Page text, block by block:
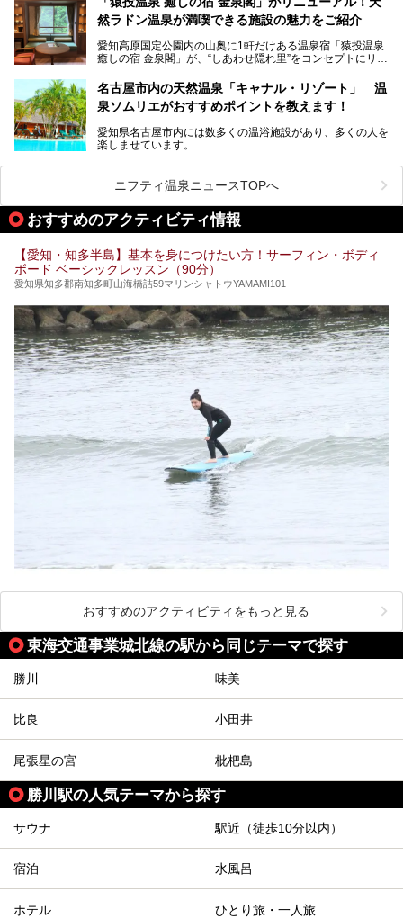
にするだけあり、アクセスの良さにも胸が高鳴ります。
今回は普段は男性専用となっているパブリックサウナが、女
さっそく取材してきました！
然ラドン温泉が満喫できる施設の魅力をご紹介
愛知高原国定公園内の山奥に1軒だけある温泉宿「猿投温泉
癒しの宿 金泉閣」が、“しあわせ隠れ里”をコンセプトにリニ
天然ラドン温泉が堪能できるお風呂や、新設・改装された客
室、地元の食材と温泉水で作られたお料理……。
ご紹介します。
名古屋市内の天然温泉「キャナル・リゾート」 温
泉ソムリエがおすすめポイントを教えます！
愛知県名古屋市内には数多くの温浴施設があり、多くの人を
楽しませています。
ムリエの目線で紹介していきます！
名古屋市内にはスーパー銭湯や日帰り温泉が多く、「どこに
行こうかな？」と悩んでしまう方も多いと思います。
ぜひこの記事を参考にして「キャナル・リゾート」に出かけ
てみるのはいかがでしょうか？
ニフティ温泉ニュースTOPへ
おすすめのアクティビティ情報
【愛知・知多半島】基本を身につけたい方！サーフィン・ボディ
ボード ベーシックレッスン（90分）
愛知県知多郡南知多町山海橋詰59マリンシャトウYAMAMI101
おすすめのアクティビティをもっと見る
東海交通事業城北線の駅から同じテーマで探す
勝川 味美
比良 小田井
尾張星の宮 枇杷島
勝川駅の人気テーマから探す
サウナ 駅近（徒歩10分以内）
宿泊 水風呂
ホテル ひとり旅・一人旅